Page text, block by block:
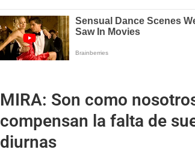
MIRA: Son como
compensan la falta de
diurnas